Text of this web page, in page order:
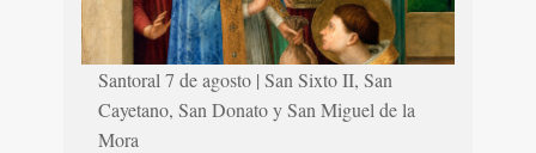
Santoral 7 de agosto | San Sixto II, San
Cayetano, San Donato y San Miguel de la
Mora